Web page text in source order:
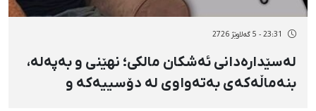
23:31 - 5 گەلاوێژ 2726
لەسێدارەدانی ئەشکان مالکی؛ نهێنی و بەپەلە،
بنەماڵەکەی بەتەواوی لە دۆسییەکە و